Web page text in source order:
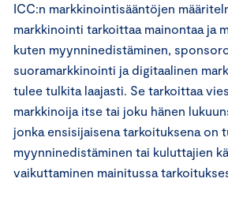
ICC:n markkinointisääntöjen
markkinointi tarkoittaa mainontaa ja
kuten myynninedistäminen,
suoramarkkinointi ja digitaalinen
tulee tulkita laajasti. Se tarkoittaa
markkinoija itse tai joku hänen
jonka ensisijaisena tarkoituksena on
myynninedistäminen tai kuluttajien
vaikuttaminen mainitussa